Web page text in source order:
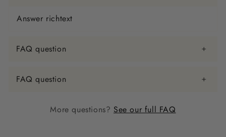
Answer richtext
FAQ question
FAQ question
More questions? See our full FAQ